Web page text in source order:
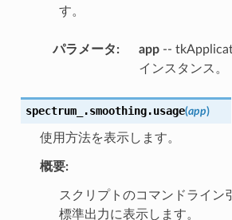
す。
パラメータ: app--
インスタンス。
spectrum_.smoothing.usage(app)
使用方法を表示します。
概要:
スクリプトのコマンドライン
標準出力に表示します。